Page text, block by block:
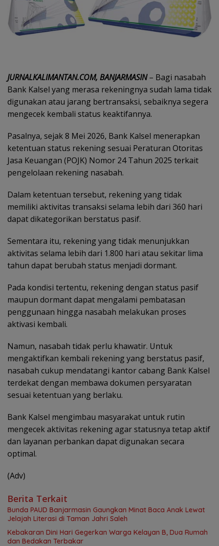
JURNALKALIMANTAN.COM, BANJARMASIN– Bagi nasabah
Bank Kalsel yang merasa rekeningnya sudah lama tidak
digunakan atau jarang bertransaksi, sebaiknya segera
mengecek kembali status keaktifannya.
Pasalnya, sejak 8 Mei 2026, Bank Kalsel menerapkan
ketentuan status rekening sesuai Peraturan Otoritas
Jasa Keuangan (POJK) Nomor 24 Tahun 2025 terkait
pengelolaan rekening nasabah.
Dalam ketentuan tersebut, rekening yang tidak
memiliki aktivitas transaksi selama lebih dari 360 hari
dapat dikategorikan berstatus pasif.
Sementara itu, rekening yang tidak menunjukkan
aktivitas selama lebih dari 1.800 hari atau sekitar lima
tahun dapat berubah status menjadi dormant.
Pada kondisi tertentu, rekening dengan status pasif
maupun dormant dapat mengalami pembatasan
penggunaan hingga nasabah melakukan proses
aktivasi kembali.
Namun, nasabah tidak perlu khawatir. Untuk
mengaktifkan kembali rekening yang berstatus pasif,
nasabah cukup mendatangi kantor cabang Bank Kalsel
terdekat dengan membawa dokumen persyaratan
sesuai ketentuan yang berlaku.
Bank Kalsel mengimbau masyarakat untuk rutin
mengecek aktivitas rekening agar statusnya tetap aktif
dan layanan perbankan dapat digunakan secara
optimal.
(Adv)
Berita Terkait
Bunda PAUD Banjarmasin Gaungkan Minat Baca Anak Lewat
Jelajah Literasi di Taman Jahri Saleh
Kebakaran Dini Hari Gegerkan Warga Kelayan B, Dua Rumah
dan Bedakan Terbakar